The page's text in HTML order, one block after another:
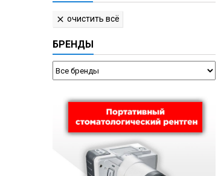
 очистить всё
БРЕНДЫ